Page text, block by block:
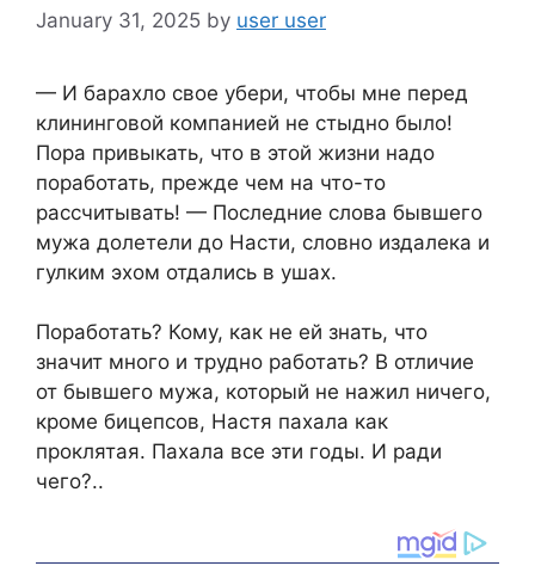
January 31, 2025 by user user
— И барахло свое убери, чтобы мне перед
клининговой компанией не стыдно было!
Пора привыкать, что в этой жизни надо
поработать, прежде чем на что-то
рассчитывать! — Последние слова бывшего
мужа долетели до Насти, словно издалека и
гулким эхом отдались в ушах.
Поработать? Кому, как не ей знать, что
значит много и трудно работать? В отличие
от бывшего мужа, который не нажил ничего,
кроме бицепсов, Настя пахала как
проклятая. Пахала все эти годы. И ради
чего?..